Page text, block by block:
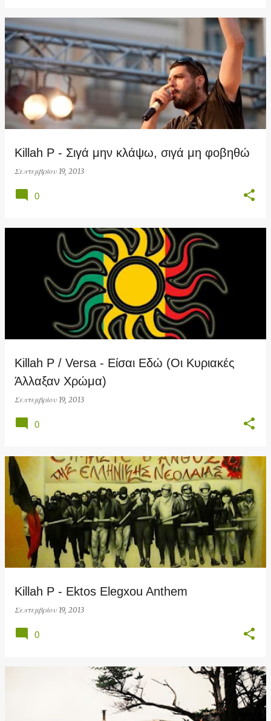
Killah P - Σιγά μην κλάψω, σιγά μη φοβηθώ
Σεπτεμβρίου 19, 2013
0
Killah P / Versa - Είσαι Εδώ (Οι Κυριακές
Άλλαξαν Χρώμα)
Σεπτεμβρίου 19, 2013
0
Killah P - Ektos Elegxou Anthem
Σεπτεμβρίου 19, 2013
0